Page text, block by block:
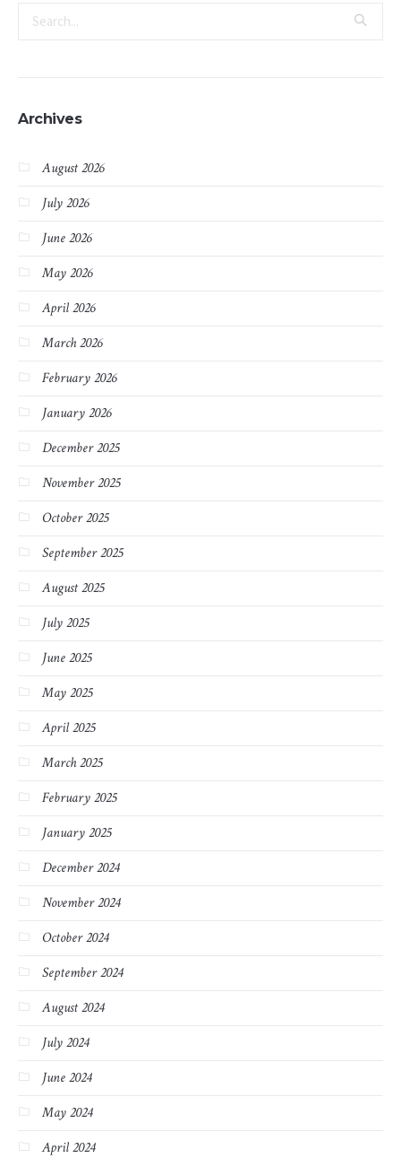
Archives
August 2026
July 2026
June 2026
May 2026
April 2026
March 2026
February 2026
January 2026
December 2025
November 2025
October 2025
September 2025
August 2025
July 2025
June 2025
May 2025
April 2025
March 2025
February 2025
January 2025
December 2024
November 2024
October 2024
September 2024
August 2024
July 2024
June 2024
May 2024
April 2024